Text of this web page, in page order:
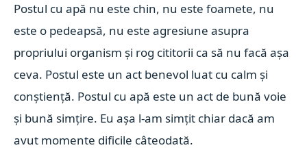
Postul cu apă nu este chin, nu este foamete, nu
este o pedeapsă, nu este agresiune asupra
propriului organism și rog cititorii ca să nu facă așa
ceva. Postul este un act benevol luat cu calm și
conștiență. Postul cu apă este un act de bună voie
și bună simțire. Eu așa l-am simțit chiar dacă am
avut momente dificile câteodată.